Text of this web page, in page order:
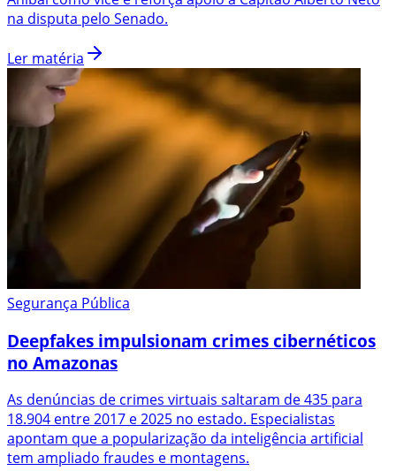
na disputa pelo Senado.
Ler matéria
Segurança Pública
Deepfakes impulsionam crimes cibernéticos
no Amazonas
As denúncias de crimes virtuais saltaram de 435 para
18.904 entre 2017 e 2025 no estado. Especialistas
apontam que a popularização da inteligência artificial
tem ampliado fraudes e montagens.